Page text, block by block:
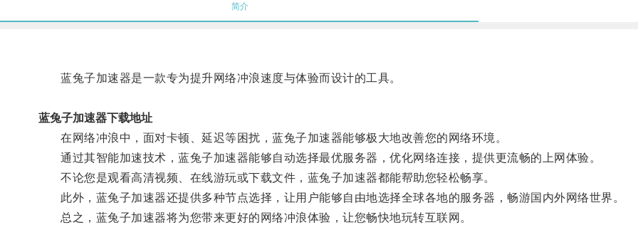
简介
蓝兔子加速器是一款专为提升网络冲浪速度与体验而设计的工具。
蓝兔子加速器下载地址
在网络冲浪中，面对卡顿、延迟等困扰，蓝兔子加速器能够极大地改善您的网络环境。
通过其智能加速技术，蓝兔子加速器能够自动选择最优服务器，优化网络连接，提供更流畅的上网体验。
不论您是观看高清视频、在线游玩或下载文件，蓝兔子加速器都能帮助您轻松畅享。
此外，蓝兔子加速器还提供多种节点选择，让用户能够自由地选择全球各地的服务器，畅游国内外网络世界。
总之，蓝兔子加速器将为您带来更好的网络冲浪体验，让您畅快地玩转互联网。